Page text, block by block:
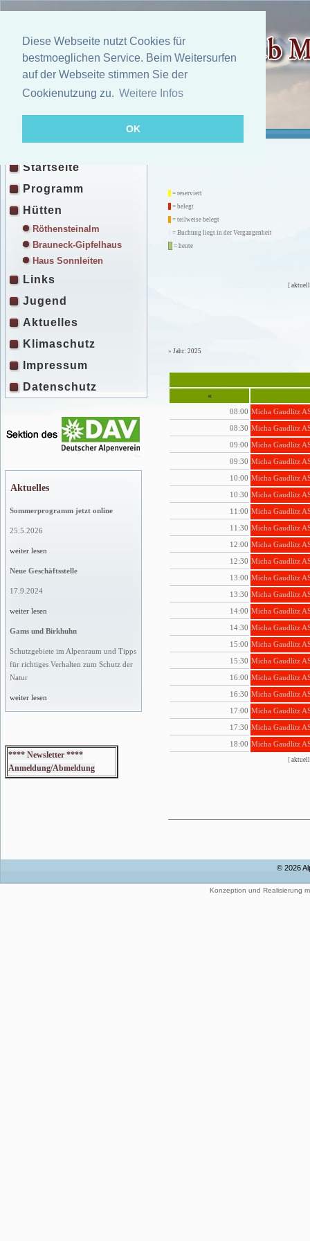
Diese Webseite nutzt Cookies für
bestmoeglichen Service. Beim Weitersurfen
auf der Webseite stimmen Sie der
Cookienutzung zu. Weitere Infos
OK
Startseite
Programm
Hütten
Röthensteinalm
Brauneck-Gipfelhaus
Haus Sonnleiten
Links
Jugend
Aktuelles
Klimaschutz
Impressum
Datenschutz
Aktuelles
Sommerprogramm jetzt online
25.5.2026
weiter lesen
Neue Geschäftsstelle
17.9.2024
weiter lesen
Gams und Birkhuhn
Schutzgebiete im Alpenraum und Tipps
für richtiges Verhalten zum Schutz der
Natur
weiter lesen
**** Newsletter ****
Anmeldung/Abmeldung
= reserviert
= belegt
= teilweise belegt
= Buchung liegt in der Vergangenheit
= heute
[
» Jahr: 2025
«
08:00 Micha Gaudlitz
08:30 Micha Gaudlitz
09:00 Micha Gaudlitz
09:30 Micha Gaudlitz
10:00 Micha Gaudlitz
10:30 Micha Gaudlitz
11:00 Micha Gaudlitz
11:30 Micha Gaudlitz
12:00 Micha Gaudlitz
12:30 Micha Gaudlitz
13:00 Micha Gaudlitz
13:30 Micha Gaudlitz
14:00 Micha Gaudlitz
14:30 Micha Gaudlitz
15:00 Micha Gaudlitz
15:30 Micha Gaudlitz
16:00 Micha Gaudlitz
16:30 Micha Gaudlitz
17:00 Micha Gaudlitz
17:30 Micha Gaudlitz
18:00 Micha Gaudlitz
[
© 2026
Konzeption und Realisierung